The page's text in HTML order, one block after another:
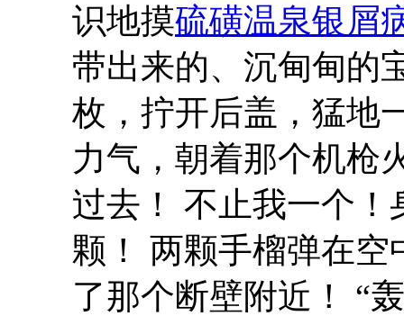
识地摸硫磺温泉银屑
带出来的、沉甸甸的
枚，拧开后盖，猛地
力气，朝着那个机枪
过去！ 不止我一个
颗！ 两颗手榴弹在
了那个断壁附近！ “